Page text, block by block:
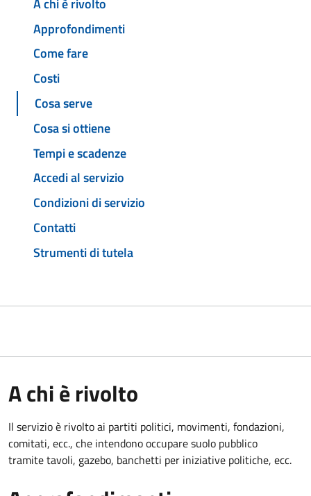
Approfondimenti
Come fare
Costi
Cosa serve
Cosa si ottiene
Tempi e scadenze
Accedi al servizio
Condizioni di servizio
Contatti
Strumenti di tutela
A chi è rivolto
Il servizio è rivolto ai partiti politici, movimenti, fondazioni,
comitati, ecc., che intendono occupare suolo pubblico
tramite tavoli, gazebo, banchetti per iniziative politiche, ecc.